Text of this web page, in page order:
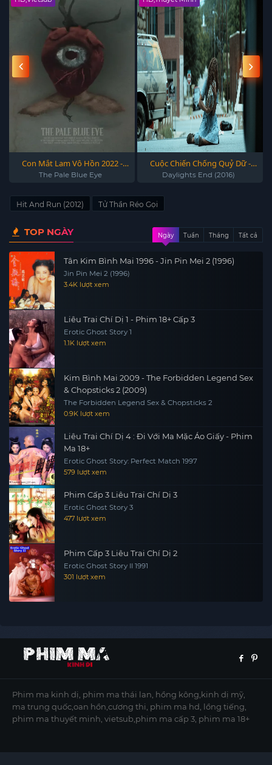
Con Mắt Lam Vô Hồn 2022 -
The Pale Blue Eye 2022
The Pale Blue Eye
Cuộc Chiến Chống Quỷ Dữ -
Daylights End (2016)
Daylights End (2016)
Hit And Run (2012) Tử Thần Réo Gọi
TOP NGÀY Ngày Tuần Tháng Tất cả
Tân Kim Bình Mai 1996 - Jin Pin Mei 2 (1996)
Jin Pin Mei 2 (1996)
3.4K lượt xem
Liêu Trai Chí Dị 1 - Phim 18+ Cấp 3
Erotic Ghost Story 1
1.1K lượt xem
Kim Bình Mai 2009 - The Forbidden Legend Sex
& Chopsticks 2 (2009)
The Forbidden Legend Sex & Chopsticks 2
0.9K lượt xem
Liêu Trai Chí Dị 4 : Đi Với Ma Mặc Áo Giấy - Phim
Ma 18+
Erotic Ghost Story: Perfect Match 1997
579 lượt xem
Phim Cấp 3 Liêu Trai Chí Dị 3
Erotic Ghost Story 3
477 lượt xem
Phim Cấp 3 Liêu Trai Chí Dị 2
Erotic Ghost Story II 1991
301 lượt xem
Phim ma kinh dị, phim ma thái lan, hồng kông,kinh dị mỹ,
ma trung quốc,oan hồn,cương thi, phim ma hd, lồng tiếng,
phim ma thuyết minh, vietsub,phim ma cấp 3, phim ma 18+